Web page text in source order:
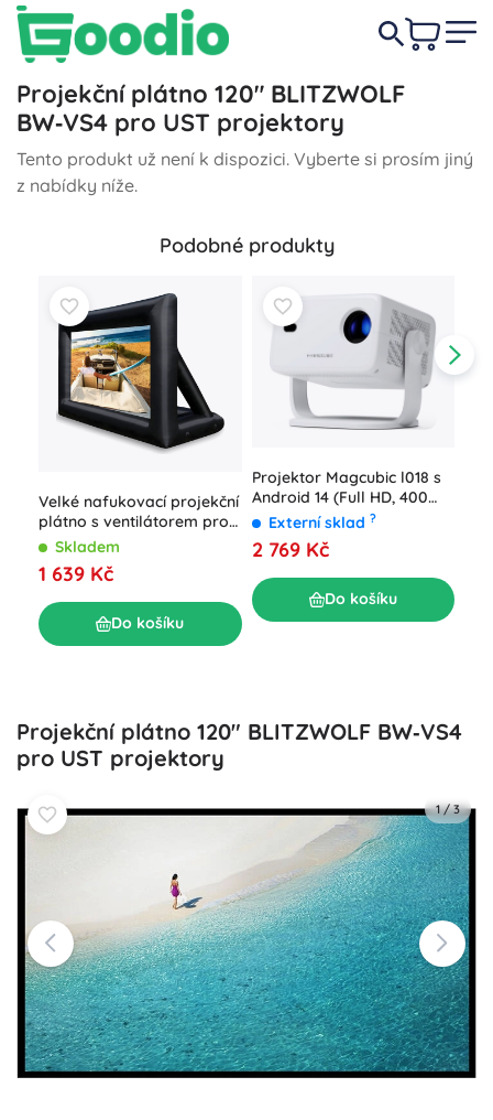
Projekční plátno 120" BLITZWOLF
BW‑VS4 pro UST projektory
Tento produkt už není k dispozici. Vyberte si prosím jiný
z nabídky níže.
Podobné produkty
Velké nafukovací projekční
plátno s ventilátorem pro
venkovní kino
Skladem
1 639 Kč
Do košíku
Projektor Magcubic l018 s
Android 14 (Full HD, 400
ANSI, Wi‑Fi 6)
Externí sklad ?
2 769 Kč
Do košíku
Projekční plátno 120" BLITZWOLF BW‑VS4
pro UST projektory
1/3